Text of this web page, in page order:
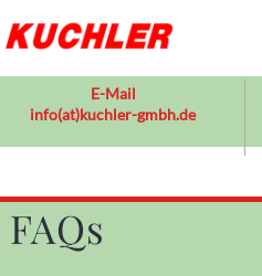
E-Mail
info(at)kuchler-gmbh.de
FAQs